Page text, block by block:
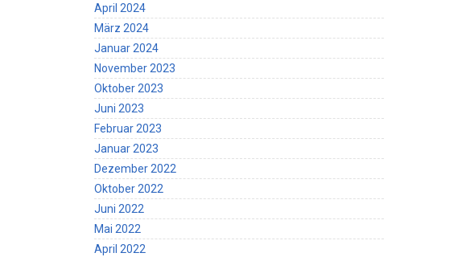
April 2024
März 2024
Januar 2024
November 2023
Oktober 2023
Juni 2023
Februar 2023
Januar 2023
Dezember 2022
Oktober 2022
Juni 2022
Mai 2022
April 2022